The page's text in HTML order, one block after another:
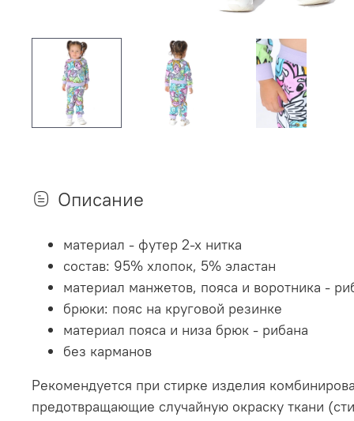
Описание
материал - футер 2-х нитка
состав: 95% хлопок, 5% эластан
материал манжетов, пояса и воротника -
брюки: пояс на круговой резинке
материал пояса и низа брюк - рибана
без карманов
Рекомендуется при стирке изделия
предотвращающие случайную окраску ткани